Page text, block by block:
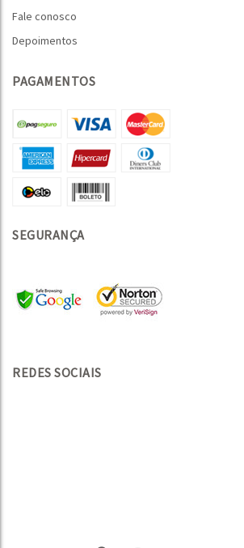
Fale conosco
Depoimentos
PAGAMENTOS
SEGURANÇA
REDES SOCIAIS